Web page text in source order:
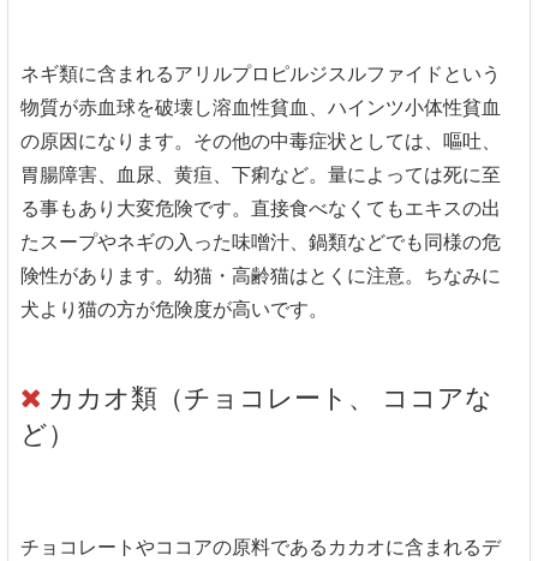
ネギ類に含まれるアリルプロピルジスルファイドという
物質が赤血球を破壊し溶血性貧血、ハインツ小体性貧血
の原因になります。その他の中毒症状としては、嘔吐、
胃腸障害、血尿、黄疸、下痢など。量によっては死に至
る事もあり大変危険です。直接食べなくてもエキスの出
たスープやネギの入った味噌汁、鍋類などでも同様の危
険性があります。幼猫・高齢猫はとくに注意。ちなみに
犬より猫の方が危険度が高いです。
カカオ類（チョコレート、 ココアな
ど）
チョコレートやココアの原料であるカカオに含まれるデ